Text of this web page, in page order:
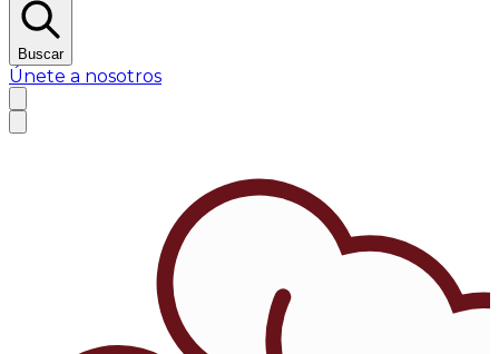
Buscar
Únete a nosotros